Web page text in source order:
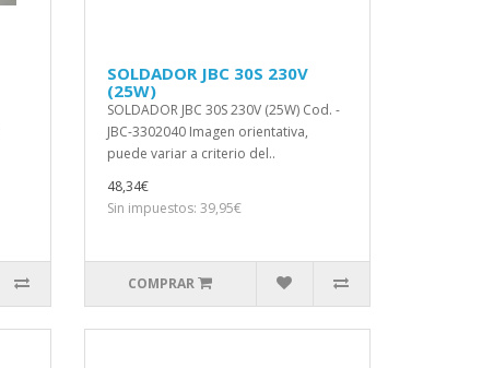
SOLDADOR JBC 30S 230V
(25W)
SOLDADOR JBC 30S 230V (25W) Cod. -
JBC-3302040 Imagen orientativa,
puede variar a criterio del..
48,34€
Sin impuestos: 39,95€
COMPRAR